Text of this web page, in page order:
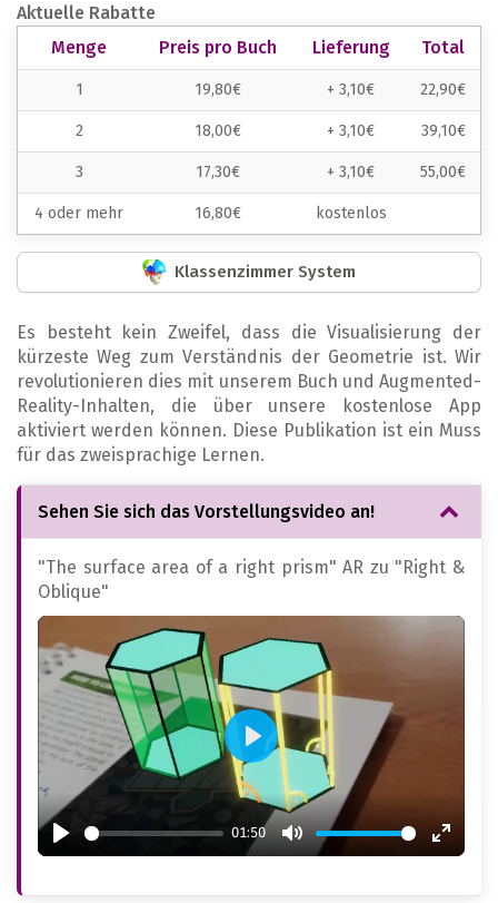
Es besteht kein Zweifel, dass die Visualisierung der
kürzeste Weg zum Verständnis der Geometrie ist. Wir
revolutionieren dies mit unserem Buch und Augmented-
Reality-Inhalten, die über unsere kostenlose App
aktiviert werden können. Diese Publikation ist ein Muss
für das zweisprachige Lernen.
Sehen Sie sich das Vorstellungsvideo an!
"The surface area of a right prism" AR zu "Right &
Oblique"
Play
01:50
Mute
Enter
Play
Aktuelle Rabatte
Menge
Preis pro Buch Lieferung Total
1 19,80€ + 3,10€ 22,90€
2 18,00€ + 3,10€ 39,10€
3 17,30€ + 3,10€ 55,00€
4 oder mehr 16,80€ kostenlos
Klassenzimmer System